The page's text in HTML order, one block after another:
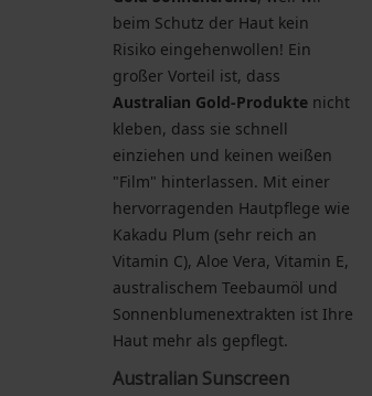
beim Schutz der Haut kein
Risiko eingehenwollen! Ein
großer Vorteil ist, dass
Australian Gold-Produkte nicht
kleben, dass sie schnell
einziehen und keinen weißen
"Film" hinterlassen. Mit einer
hervorragenden Hautpflege wie
Kakadu Plum (sehr reich an
Vitamin C), Aloe Vera, Vitamin E,
australischem Teebaumöl und
Sonnenblumenextrakten ist Ihre
Haut mehr als gepflegt.
Australian Sunscreen